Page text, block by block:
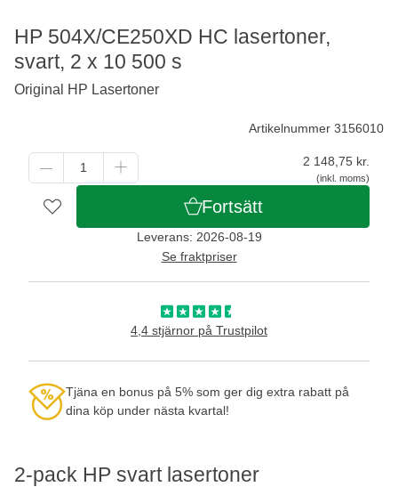
2-pack HP svart lasertoner
Artikelnummer 3156010
2 148,75 kr.
(inkl. moms)
Fortsätt
Leverans: 2026-08-19
Se fraktpriser
4,4 stjärnor på Trustpilot
Tjäna en bonus på 5% som ger dig extra rabatt på
dina köp under nästa kvartal!
HP 504X/CE250XD HC lasertoner,
svart, 2 x 10 500 s
Original HP Lasertoner